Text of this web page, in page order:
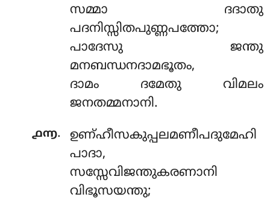
സമ്മാ ദദാതു
പദനിസ്സിതപുണ്ണപത്തോ;
പാദേസു ജന്തു
മനബന്ധനദാമഭൂതം,
ദാമം ദമേതു വിമലം
ജനതമ്മനാനി.
൧൬.
ഉണ്ഹീസകുപ്പലമണീപദുമേഹി
പാദാ,
സസ്സേവിജന്തുകരണാനി
വിഭൂസയന്തു;